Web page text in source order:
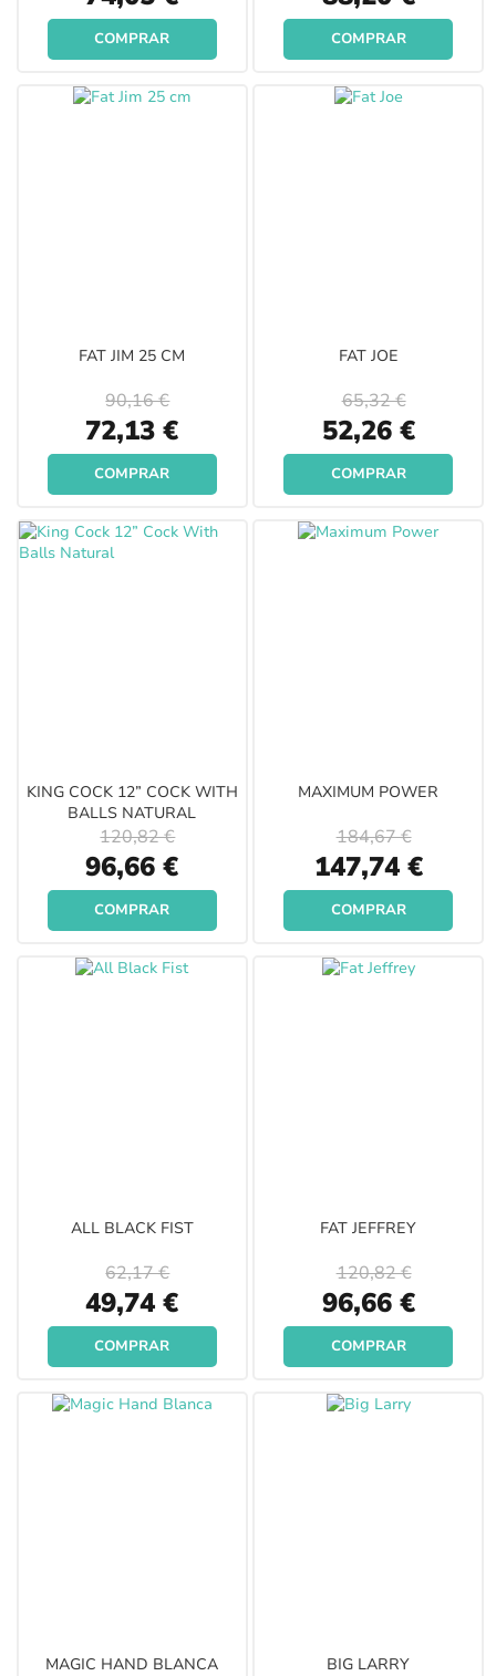
COMPRAR COMPRAR
FAT JIM 25 CM
Special
Price
72,13 €
90,16 €
COMPRAR
FAT JOE
Special
Price
52,26 €
65,32 €
COMPRAR
KING COCK 12” COCK WITH
BALLS NATURAL
Special
Price
96,66 €
120,82 €
COMPRAR
MAXIMUM POWER
Special
Price
147,74 €
184,67 €
COMPRAR
ALL BLACK FIST
Special
Price
49,74 €
62,17 €
COMPRAR
FAT JEFFREY
Special
Price
96,66 €
120,82 €
COMPRAR
MAGIC HAND BLANCA BIG LARRY